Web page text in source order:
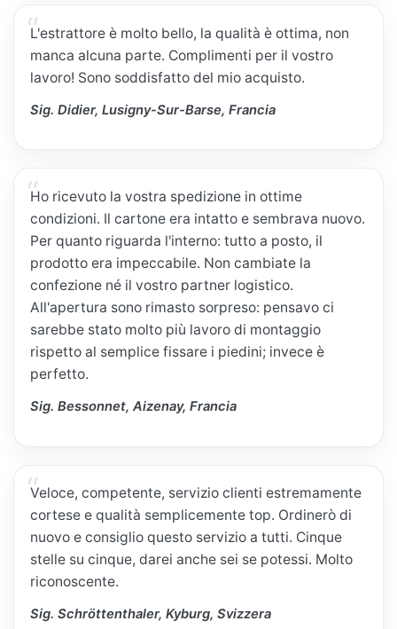
L'estrattore è molto bello, la qualità è ottima, non
manca alcuna parte. Complimenti per il vostro
lavoro! Sono soddisfatto del mio acquisto.
Sig. Didier, Lusigny-Sur-Barse, Francia
Ho ricevuto la vostra spedizione in ottime
condizioni. Il cartone era intatto e sembrava nuovo.
Per quanto riguarda l'interno: tutto a posto, il
prodotto era impeccabile. Non cambiate la
confezione né il vostro partner logistico.
All'apertura sono rimasto sorpreso: pensavo ci
sarebbe stato molto più lavoro di montaggio
rispetto al semplice fissare i piedini; invece è
perfetto.
Sig. Bessonnet, Aizenay, Francia
Veloce, competente, servizio clienti estremamente
cortese e qualità semplicemente top. Ordinerò di
nuovo e consiglio questo servizio a tutti. Cinque
stelle su cinque, darei anche sei se potessi. Molto
riconoscente.
Sig. Schröttenthaler, Kyburg, Svizzera